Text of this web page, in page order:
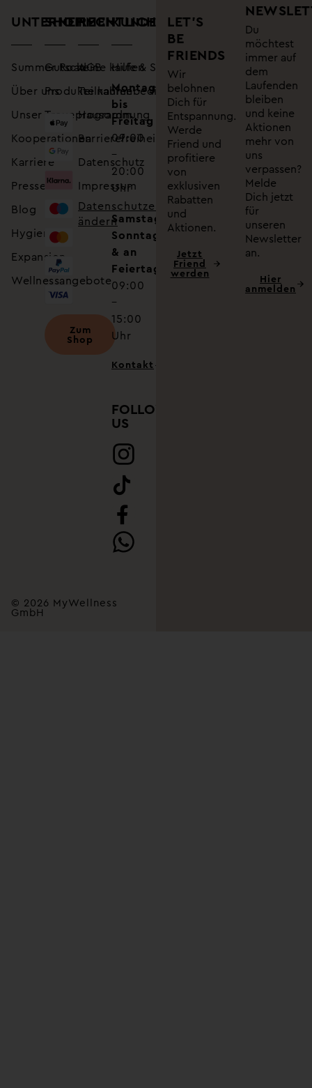
UNTERNEHMEN
Summer Road
Über uns
Unser Treueprogramm
Kooperationen
Karriere
Presse
Blog
Hygiene
Expansion
Wellnessangebote
SHOP
Gutscheine kaufen
Produkte kaufen
Zum
Shop
RECHTLICHES
AGB
Teilnahmebedingungen
Hausordnung
Barrierefreiheitserklärung
Datenschutz
Impressum
Datenschutzeinstellungen
ändern
KUNDENSUPPORT
Hilfe & Service
Montag
bis
Freitag
09:00
–
20:00
Uhr
Samstag,
Sonntag
& an
Feiertagen
09:00
–
15:00
Uhr
Kontakt
FOLLOW
US
© 2026 MyWellness
GmbH
LET’S
BE
FRIENDS
Wir
belohnen
Dich für
Entspannung.
Werde
Friend und
profitiere
von
exklusiven
Rabatten
und
Aktionen.
Jetzt
Friend
werden
Du
möchtest
immer auf
dem
Laufenden
bleiben
und keine
Aktionen
mehr von
uns
verpassen?
Melde
Dich jetzt
für
unseren
Newsletter
an.
Hier
anmelden